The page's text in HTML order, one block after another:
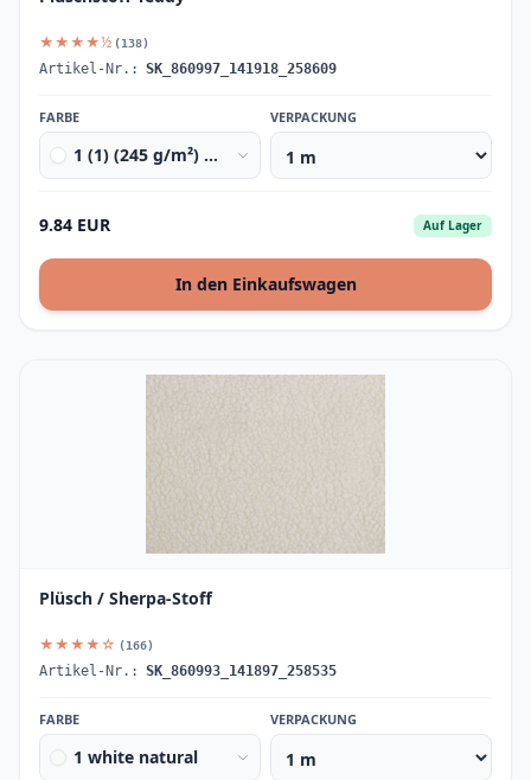
★★★★½ (138)
Artikel-Nr.: SK_860997_141918_258609
FARBE
1 (1) (245 g/m²) white milk
VERPACKUNG
9.84 EUR Auf Lager
In den Einkaufswagen
Plüsch / Sherpa-Stoff
★★★★☆ (166)
Artikel-Nr.: SK_860993_141897_258535
FARBE
1 white natural
VERPACKUNG